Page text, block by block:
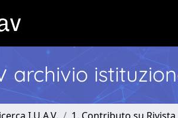
archivio